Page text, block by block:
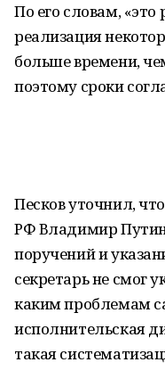
По его словам, «это
реализация
больше времени,
поэтому сроки
Песков уточнил,
РФ Владимир
поручений и
секретарь не смог
каким проблемам
исполнительская
такая